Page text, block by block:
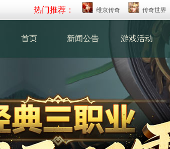
热门推荐： 维京传奇 传奇世界
首页 新闻公告 游戏活动